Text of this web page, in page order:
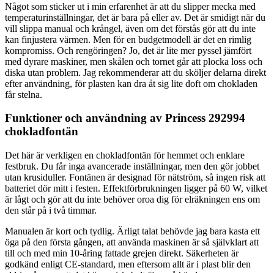
Något som sticker ut i min erfarenhet är att du slipper mecka med
temperaturinställningar, det är bara på eller av. Det är smidigt när du
vill slippa manual och krångel, även om det förstås gör att du inte
kan finjustera värmen. Men för en budgetmodell är det en rimlig
kompromiss. Och rengöringen? Jo, det är lite mer pyssel jämfört
med dyrare maskiner, men skålen och tornet går att plocka loss och
diska utan problem. Jag rekommenderar att du sköljer delarna direkt
efter användning, för plasten kan dra åt sig lite doft om chokladen
får stelna.
Funktioner och användning av Princess 292994
chokladfontän
Det här är verkligen en chokladfontän för hemmet och enklare
festbruk. Du får inga avancerade inställningar, men den gör jobbet
utan krusiduller. Fontänen är designad för nätström, så ingen risk att
batteriet dör mitt i festen. Effektförbrukningen ligger på 60 W, vilket
är lågt och gör att du inte behöver oroa dig för elräkningen ens om
den står på i två timmar.
Manualen är kort och tydlig. Ärligt talat behövde jag bara kasta ett
öga på den första gången, att använda maskinen är så självklart att
till och med min 10-åring fattade grejen direkt. Säkerheten är
godkänd enligt CE-standard, men eftersom allt är i plast blir den